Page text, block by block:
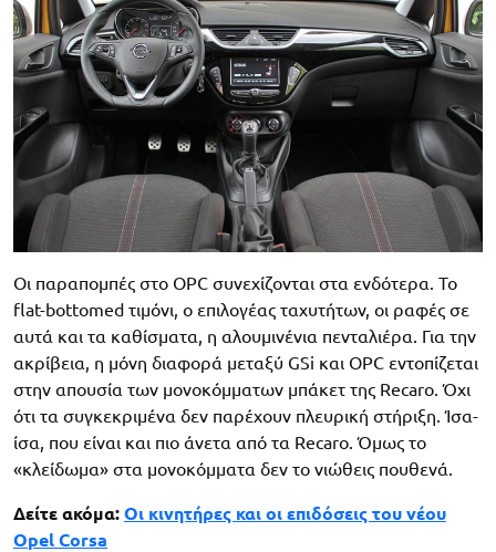
Οι παραπομπές στο OPC συνεχίζονται στα ενδότερα. Το
flat-bottomed τιμόνι, ο επιλογέας ταχυτήτων, οι ραφές σε
αυτά και τα καθίσματα, η αλουμινένια πενταλιέρα. Για την
ακρίβεια, η μόνη διαφορά μεταξύ GSi και OPC εντοπίζεται
στην απουσία των μονοκόμματων μπάκετ της Recaro. Όχι
ότι τα συγκεκριμένα δεν παρέχουν πλευρική στήριξη. Ίσα-
ίσα, που είναι και πιο άνετα από τα Recaro. Όμως το
«κλείδωμα» στα μονοκόμματα δεν το νιώθεις πουθενά.
Δείτε ακόμα: Οι κινητήρες και οι επιδόσεις του νέου
Opel Corsa